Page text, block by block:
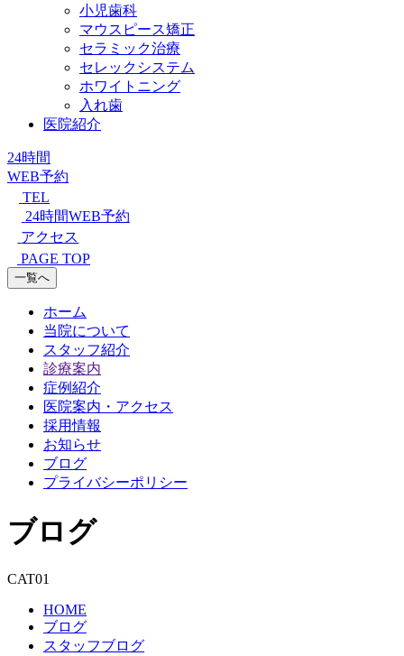
小児歯科
マウスピース矯正
セラミック治療
セレックシステム
ホワイトニング
入れ歯
医院紹介
24時間
WEB予約
TEL
24時間WEB予約
アクセス
PAGE TOP
一覧へ
ホーム
当院について
スタッフ紹介
診療案内
症例紹介
医院案内・アクセス
採用情報
お知らせ
ブログ
プライバシーポリシー
ブログ
CAT01
HOME
ブログ
スタッフブログ